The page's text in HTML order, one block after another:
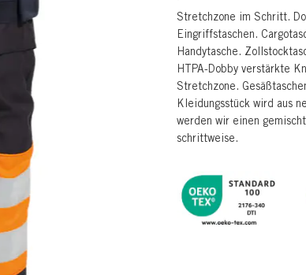
Stretchzone im Schritt.
Eingriffstaschen.
Handytasche.
HTPA-Dobby verstärkte
Stretchzone.
Kleidungsstück wird aus
werden wir einen
schrittweise.